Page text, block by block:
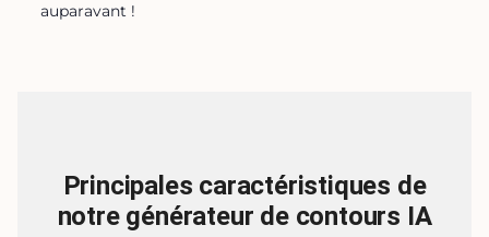
auparavant !
Principales caractéristiques de
notre générateur de contours IA